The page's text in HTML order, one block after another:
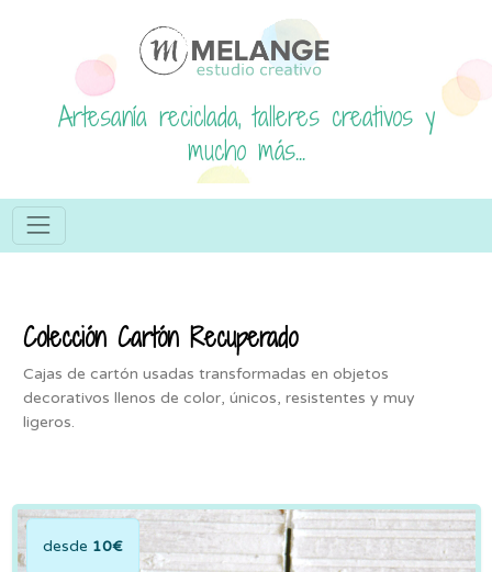
Artesanía reciclada, talleres creativos y
mucho más...
Colección Cartón Recuperado
Cajas de cartón usadas transformadas en objetos
decorativos llenos de color, únicos, resistentes y muy
ligeros.
desde 10€